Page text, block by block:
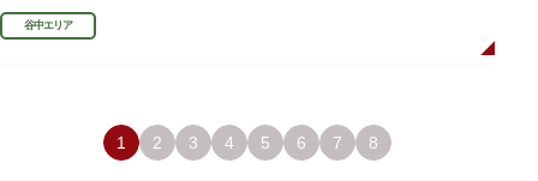
なる建物は、異なる素材が違和感なく調和しています。広く門戸を開放し弟
子を育成した「朝倉彫塑塾」の教育の場としても使われました。巨石と樹木
が濃密な空間を作り出す「五典の池」を中心とした中庭、日本における屋上
値も感じられる施設です。朝倉の芸術思想の特質である自然観を表す庭園
は、その芸術上・観賞上の価値が評価され、敷地全体が「旧朝倉文夫氏庭
谷中エリア
1 2 3 4 5 6 7 8